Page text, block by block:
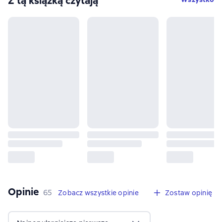
Opinie 65 opinie
65 Zobacz wszystkie opinie Zostaw opinię